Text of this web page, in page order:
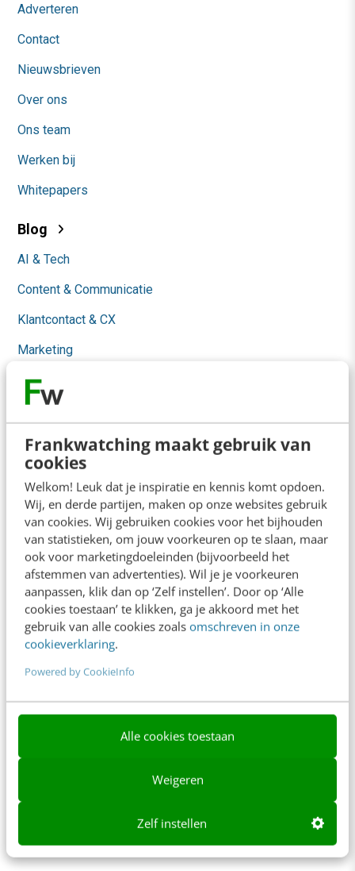
Frankwatching maakt gebruik van
cookies
Welkom! Leuk dat je inspiratie en kennis komt opdoen.
Wij, en derde partijen, maken op onze websites gebruik
van cookies. Wij gebruiken cookies voor het bijhouden
van statistieken, om jouw voorkeuren op te slaan, maar
ook voor marketingdoeleinden (bijvoorbeeld het
afstemmen van advertenties). Wil je je voorkeuren
aanpassen, klik dan op ‘Zelf instellen’. Door op ‘Alle
cookies toestaan’ te klikken, ga je akkoord met het
gebruik van alle cookies zoals omschreven in onze
cookieverklaring.
Powered by CookieInfo
Alle cookies toestaan
Weigeren
Zelf instellen
Adverteren
Contact
Nieuwsbrieven
Over ons
Ons team
Werken bij
Whitepapers
Blog
AI & Tech
Content & Communicatie
Klantcontact & CX
Marketing
Social
Themanieuwsbrieven
Community
Academy
Agenda
Mastercourses
Trainingen
Opleidingen
Incompany
AI
Skills